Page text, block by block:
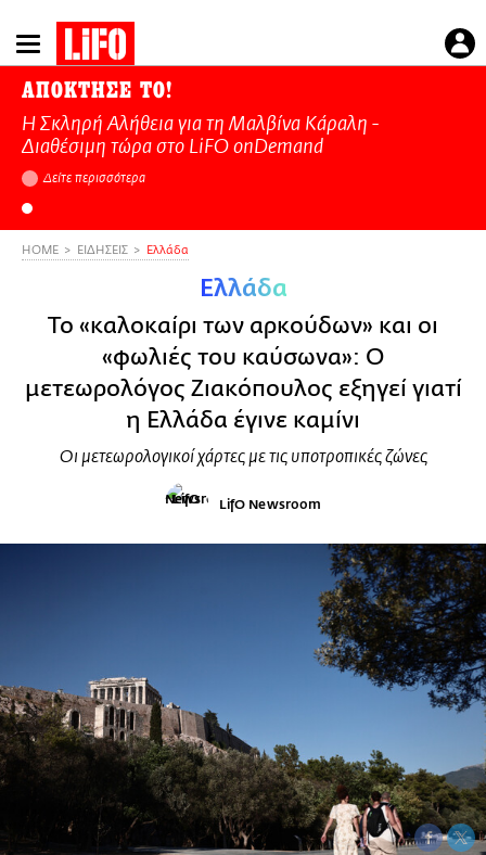
Παράκαμψη
προς
κυρίως
περιεχόμενο
ΑΠΟΚΤΗΣΕ ΤΟ!
Η Σκληρή Αλήθεια για τη Μαλβίνα Κάραλη -
Διαθέσιμη τώρα στo LiFO onDemand
Δείτε περισσότερα
HOME ΕΙΔΗΣΕΙΣ Ελλάδα
Ελλάδα
Το «καλοκαίρι των αρκούδων» και οι
«φωλιές του καύσωνα»: Ο
μετεωρολόγος Ζιακόπουλος εξηγεί γιατί
η Ελλάδα έγινε καμίνι
Οι μετεωρολογικοί χάρτες με τις υποτροπικές ζώνες
LifO Newsroom